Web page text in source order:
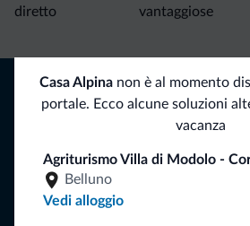
Casa Alpinanon è al momento
portale. Ecco alcune soluzioni
vacanza
Agriturismo Villa di Modolo -
Belluno
Vedi alloggio
diretto
vantaggiose
Consigli dalle
Riceverai informazioni, offerte